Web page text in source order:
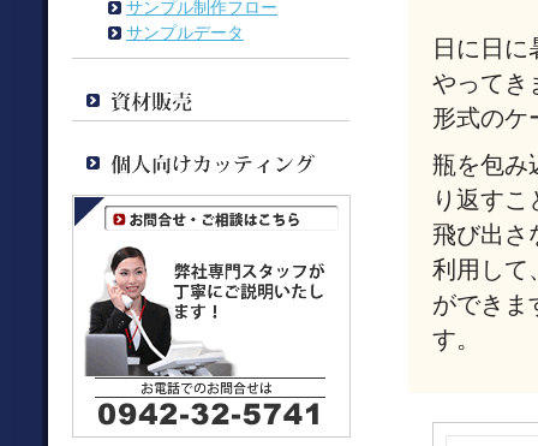
サンプル制作フロー
サンプルデータ
日に日
やってき
形式のケ
瓶を包み
り返す
飛び出さ
利用して
ができま
す。